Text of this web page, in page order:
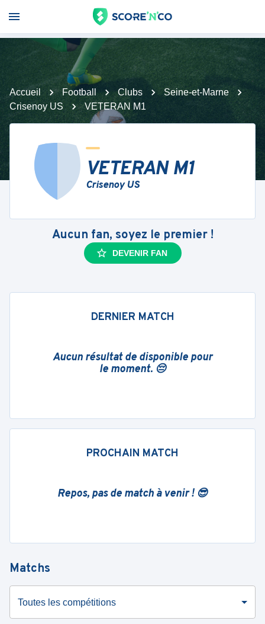
Accueil Football Clubs
Seine-et-Marne
Crisenoy US
VETERAN M1
VETERAN M1
Crisenoy US
Aucun fan, soyez le premier !
DEVENIR FAN
DERNIER MATCH
Aucun résultat de disponible pour
le moment. 😔
PROCHAIN MATCH
Repos, pas de match à venir ! 😎
Matchs
Toutes les compétitions